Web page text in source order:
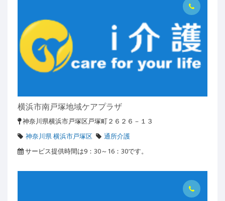
横浜市南戸塚地域ケアプラザ
神奈川県横浜市戸塚区戸塚町２６２６－１３
神奈川県 横浜市戸塚区
通所介護
サービス提供時間は9：30～16：30です。